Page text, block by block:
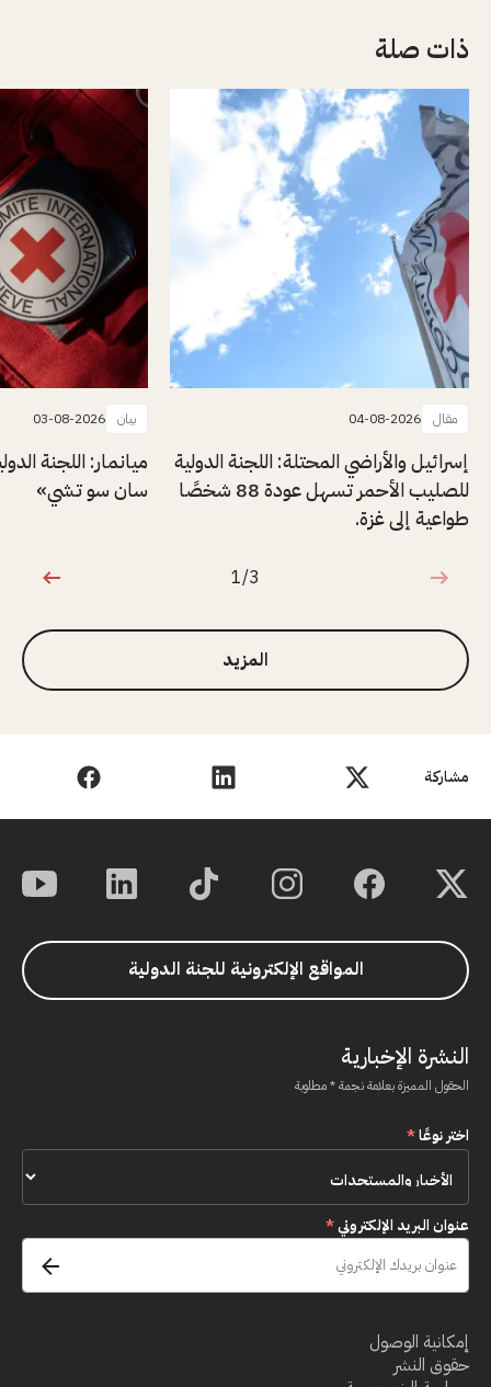
مشاركة
ذات صلة
مقال 04-08-2026
إسرائيل والأراضي المحتلة: اللجنة الدولية
للصليب الأحمر تسهل عودة 88 شخصًا
طواعية إلى غزة.
بيان 03-08-2026
ميانمار: اللجنة
سان سو تشي»
1 من 3
1/3
المزيد
المواقع الإلكترونية للجنة الدولية
النشرة الإخبارية
الحقول المميزة بعلامة نجمة * مطلوبة
اختر نوعًا*
عنوان البريد الإلكتروني*
إمكانية الوصول
حقوق النشر